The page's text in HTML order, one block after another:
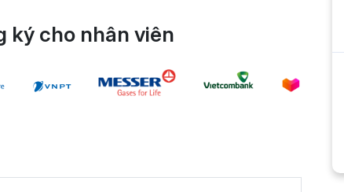
ký cho nhân viên